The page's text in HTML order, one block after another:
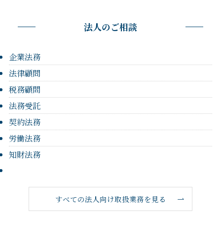
法人のご相談
企業法務
法律顧問
税務顧問
法務受託
契約法務
労働法務
知財法務
すべての法人向け取扱業務を見る